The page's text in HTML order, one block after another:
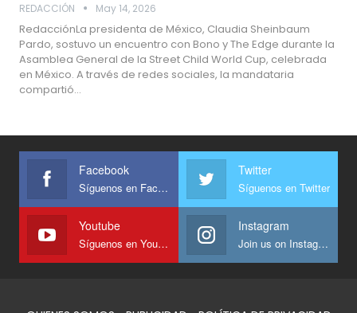
REDACCIÓN May 14, 2026
RedacciónLa presidenta de México, Claudia Sheinbaum
Pardo, sostuvo un encuentro con Bono y The Edge durante la
Asamblea General de la Street Child World Cup, celebrada
en México. A través de redes sociales, la mandataria
compartió…
Facebook
Síguenos en Facebook
Twitter
Síguenos en Twitter
Youtube
Síguenos en Youtube
Instagram
Join us on Instagram